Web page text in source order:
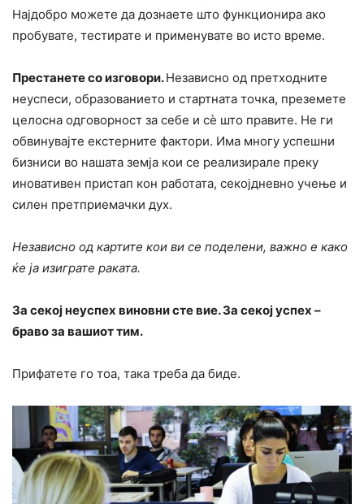
Најдобро можете да дознаете што функционира ако
пробувате, тестирате и применувате во исто време.
Престанете со изговори.Независно од претходните
неуспеси, образованието и стартната точка, преземете
целосна одговорност за себе и сè што правите. Не ги
обвинувајте екстерните фактори. Има многу успешни
бизниси во нашата земја кои се реализирале преку
иновативен пристап кон работата, секојдневно учење и
силен претприемачки дух.
Независно од картите кои ви се поделени, важно е како
ќе ја изиграте раката.
За секој неуспех виновни сте вие. За секој успех –
браво за вашиот тим.
Прифатете го тоа, така треба да биде.